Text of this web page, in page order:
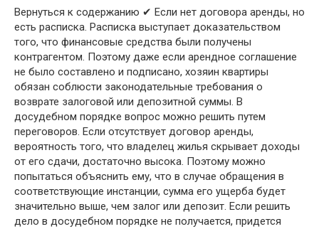
Вернуться к содержанию ✔ Если нет договора аренды, но
есть расписка. Расписка выступает доказательством
того, что финансовые средства были получены
контрагентом. Поэтому даже если арендное соглашение
не было составлено и подписано, хозяин квартиры
обязан соблюсти законодательные требования о
возврате залоговой или депозитной суммы. В
досудебном порядке вопрос можно решить путем
переговоров. Если отсутствует договор аренды,
вероятность того, что владелец жилья скрывает доходы
от его сдачи, достаточно высока. Поэтому можно
попытаться объяснить ему, что в случае обращения в
соответствующие инстанции, сумма его ущерба будет
значительно выше, чем залог или депозит. Если решить
дело в досудебном порядке не получается, придется